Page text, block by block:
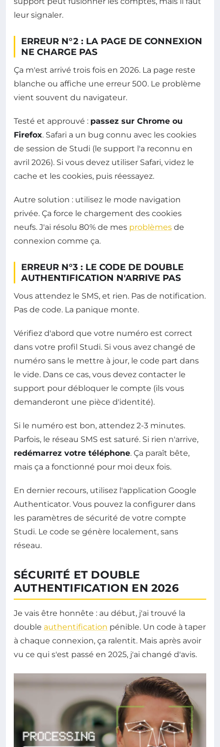
leur signaler.
ERREUR N°2 : LA PAGE DE CONNEXION
NE CHARGE PAS
Ça m'est arrivé trois fois en 2026. La page reste
blanche ou affiche une erreur 500. Le problème
vient souvent du navigateur.
Testé et approuvé : passez sur Chrome ou
Firefox. Safari a un bug connu avec les cookies
de session de Studi (le support l'a reconnu en
avril 2026). Si vous devez utiliser Safari, videz le
cache et les cookies, puis réessayez.
Autre solution : utilisez le mode navigation
privée. Ça force le chargement des cookies
neufs. J'ai résolu 80% de mes problèmes de
connexion comme ça.
ERREUR N°3 : LE CODE DE DOUBLE
AUTHENTIFICATION N'ARRIVE PAS
Vous attendez le SMS, et rien. Pas de notification.
Pas de code. La panique monte.
Vérifiez d'abord que votre numéro est correct
dans votre profil Studi. Si vous avez changé de
numéro sans le mettre à jour, le code part dans
le vide. Dans ce cas, vous devez contacter le
support pour débloquer le compte (ils vous
demanderont une pièce d'identité).
Si le numéro est bon, attendez 2-3 minutes.
Parfois, le réseau SMS est saturé. Si rien n'arrive,
redémarrez votre téléphone. Ça paraît bête,
mais ça a fonctionné pour moi deux fois.
En dernier recours, utilisez l'application Google
Authenticator. Vous pouvez la configurer dans
les paramètres de sécurité de votre compte
Studi. Le code se génère localement, sans
réseau.
SÉCURITÉ ET DOUBLE
AUTHENTIFICATION EN 2026
Je vais être honnête : au début, j'ai trouvé la
double authentification pénible. Un code à taper
à chaque connexion, ça ralentit. Mais après avoir
vu ce qui s'est passé en 2025, j'ai changé d'avis.